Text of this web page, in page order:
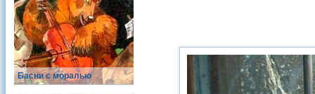
Басни с моралью